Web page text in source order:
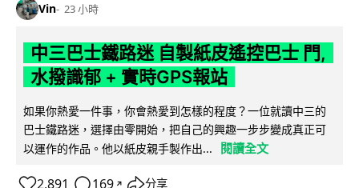
Vin 23 小時
中三巴士鐵路迷 自製紙皮遙控巴士 門,
水撥識郁 + 實時GPS報站
如果你熱愛一件事，你會熱愛到怎樣的程度？一位就讀中三的
巴士鐵路迷，選擇由零開始，把自己的興趣一步步變成真正可
以運作的作品。他以紙皮親手製作出...
閱讀全文
2,891 169 ↗ 分享